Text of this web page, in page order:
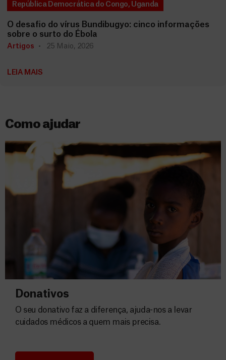
República Democrática do Congo, Uganda
O desafio do vírus Bundibugyo: cinco informações
sobre o surto do Ébola
Artigos 25 Maio, 2026
LEIA MAIS
Como ajudar
Donativos
O seu donativo faz a diferença, ajuda-nos a levar
cuidados médicos a quem mais precisa.